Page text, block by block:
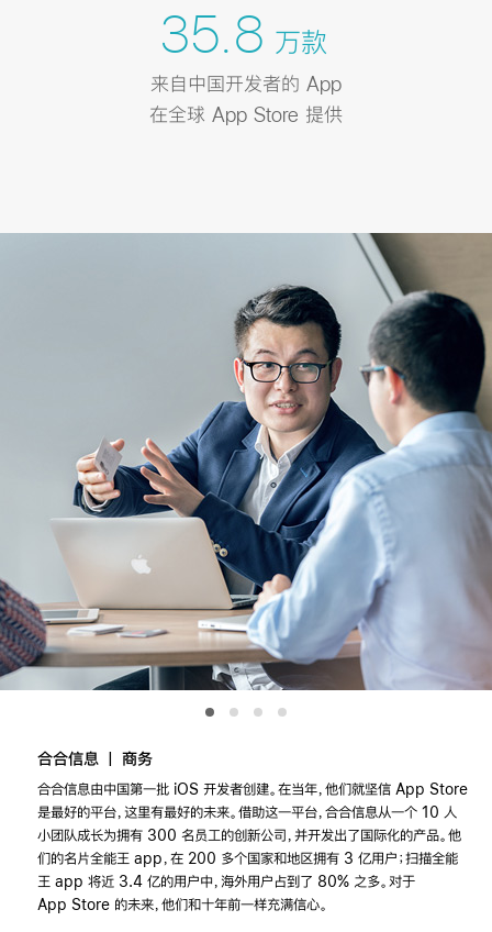
35.8 万款
来自中国开发者的 App
在全球 App Store 提供
合合信息 | 商务
合合信息由中国第一批 iOS 开发者创建。在当年，他们就坚信 App Store
是最好的平台，这里有最好的未来。借助这一平台，合合信息从一个 10 人
小团队成长为拥有 300 名员工的创新公司，并开发出了国际化的产品。他
们的名片全能王 app，在 200 多个国家和地区拥有 3 亿用户；扫描全能
王 app 将近 3.4 亿的用户中，海外用户占到了 80% 之多。对于
App Store 的未来，他们和十年前一样充满信心。